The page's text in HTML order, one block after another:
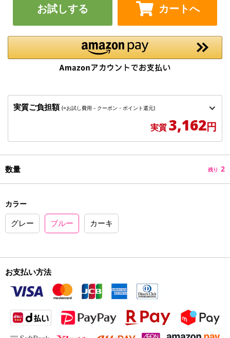
お試しする カートへ
実質ご負担額 (=お試し費用－クーポン・ポイント還元)
実質3,162円
数量 残り 2
カラー
グレー ブルー カーキ
お支払い方法